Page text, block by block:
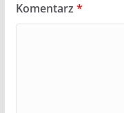
Komentarz *